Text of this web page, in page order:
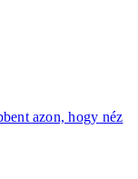
azon, hogy néz